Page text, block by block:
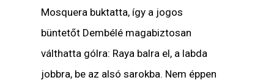
Mosquera buktatta, így a jogos
büntetőt Dembélé magabiztosan
válthatta gólra: Raya balra el, a labda
jobbra, be az alsó sarokba. Nem éppen